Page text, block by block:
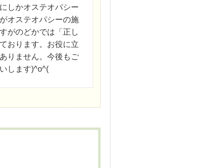
しかオステオパシー
オステオパシーの施
がのどかでは「正し
おります。お役に立
りません。今後もご
します)^o^(